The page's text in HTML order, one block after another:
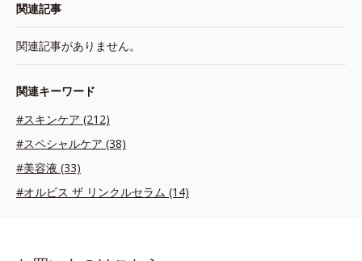
関連記事
関連記事がありません。
関連キーワード
#スキンケア (212)
#スペシャルケア (38)
#美容液 (33)
#オルビス ザ リンクルセラム (14)